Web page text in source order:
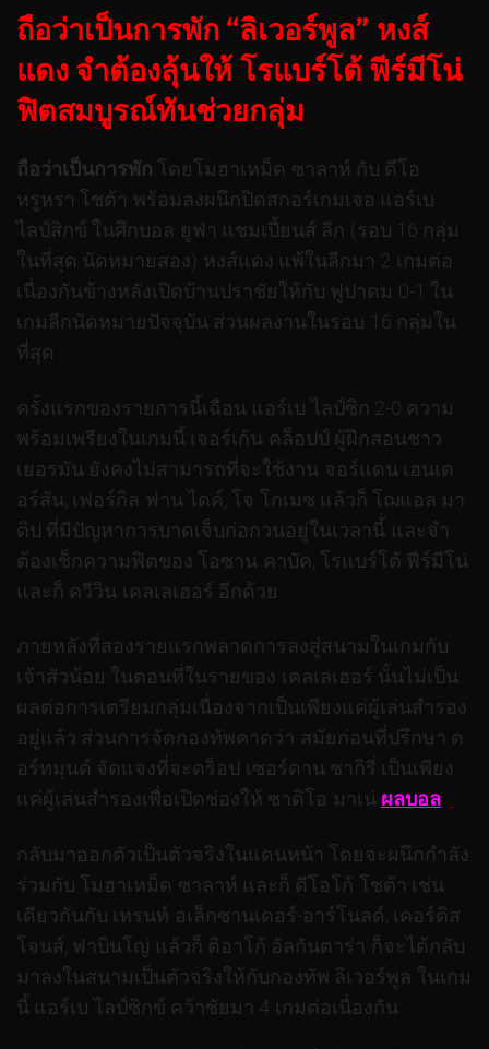
ถือว่าเป็นการพัก “ลิเวอร์พูล” หงส์
แดง จำต้องลุ้นให้ โรแบร์โต้ ฟีร์มีโน่
ฟิตสมบูรณ์ทันช่วยกลุ่ม
ถือว่าเป็นการพัก โดยโมฮาเหม็ด ซาลาห์ กับ ดีโอ
หรูหรา โชต้า พร้อมลงผนึกปิดสกอร์เกมเจอ แอร์เบ
ไลป์สิกข์ ในศึกบอล ยูฟ่า แชมเปี้ยนส์ ลีก (รอบ 16 กลุ่ม
ในที่สุด นัดหมายสอง) หงส์แดง แพ้ในลีกมา 2 เกมต่อ
เนื่องกันข้างหลังเปิดบ้านปราชัยให้กับ ฟูปาดม 0-1 ใน
เกมลีกนัดหมายปัจจุบัน ส่วนผลงานในรอบ 16 กลุ่มใน
ที่สุด
ครั้งแรกของรายการนี้เฉือน แอร์เบ ไลป์ซิก 2-0 ความ
พร้อมเพรียงในเกมนี้ เจอร์เก้น คล็อปป์ ผู้ฝึกสอนชาว
เยอรมัน ยังคงไม่สามารถที่จะใช้งาน จอร์แดน เฮนเด
อร์สัน, เฟอร์กิล ฟาน ไดค์, โจ โกเมซ แล้วก็ โฌแอล มา
ติป ที่มีปัญหาการบาดเจ็บก่อกวนอยู่ในเวลานี้่ และจำ
ต้องเช็กความฟิตของ โอซาน คาบัค, โรแบร์โต้ ฟีร์มีโน่
และก็ ควีวิน เคลเลเฮอร์ อีกด้วย
ภายหลังที่สองรายแรกพลาดการลงสู่สนามในเกมกับ
เจ้าสัวน้อย ในตอนที่ในรายของ เคลเลเฮอร์ นั้นไม่เป็น
ผลต่อการเตรียมกลุ่มเนื่องจากเป็นเพียงแค่ผู้เล่นสำรอง
อยู่แล้ว ส่วนการจัดกองทัพคาดว่า สมัยก่อนที่ปรึกษา ด
อร์ทมุนด์ จัดแจงที่จะดร็อป เซอร์ดาน ชากิรี่ เป็นเพียง
แค่ผู้เล่นสำรองเพื่อเปิดช่องให้ ซาดิโอ มาเน่ ผลบอล
กลับมาออกตัวเป็นตัวจริงในแดนหน้า โดยจะผนึกกำลัง
ร่วมกับ โมฮาเหม็ด ซาลาห์ และก็ ดีโอโก้ โชต้า เช่น
เดียวกันกับ เทรนท์ อเล็กซานเดอร์-อาร์โนลด์, เคอร์ติส
โจนส์, ฟาบินโญ่ แล้วก็ ติอาโก้ อัลกันตาร่า ก็จะได้กลับ
มาลงในสนามเป็นตัวจริงให้กับกองทัพ ลิเวอร์พูล ในเกม
นี้ แอร์เบ ไลป์ซิกข์ คว้าชัยมา 4 เกมต่อเนื่องกัน